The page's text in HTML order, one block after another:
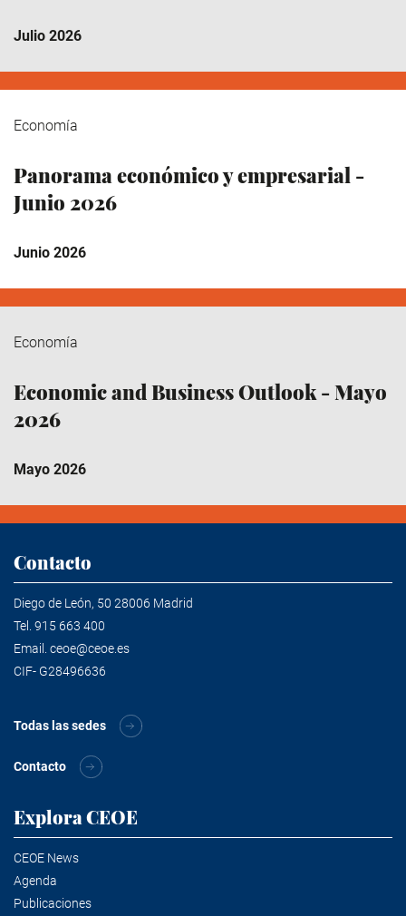
Julio 2026
Economía
Panorama económico y empresarial -
Junio 2026
Junio 2026
Economía
Economic and Business Outlook - Mayo
2026
Mayo 2026
Contacto
Diego de León, 50 28006 Madrid
Tel. 915 663 400
Email. ceoe@ceoe.es
CIF- G28496636
Todas las sedes
Contacto
Explora CEOE
CEOE News
Agenda
Publicaciones